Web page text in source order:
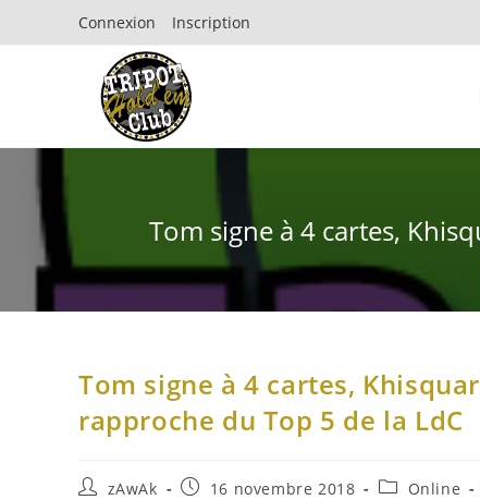
Connexion Inscription
Tom signe à 4 cartes,
Tom signe à 4 cartes,
rapproche du Top 5 de la LdC
zAwAk 16 novembre 2018 Online